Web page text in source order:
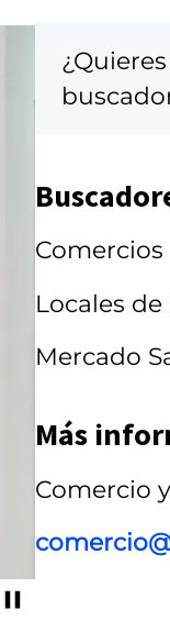
C
r
r
u
s
e
Comercios
Locales
Mercado
Más
Comercio